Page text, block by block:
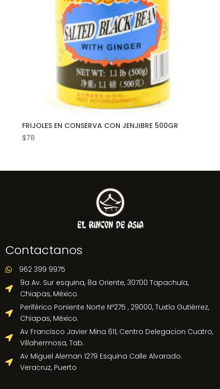
FRIJOLES EN CONSERVA CON JENJIBRE 500GR
$78
Contactanos
 962 399 9975

9a Av. Sur esquina, 8a Oriente, 30700 Tapachula,
Chiapas, México.

Periférico Poniente Norte Nº275 , 29000, Tuxtla Gutiérrez,
Chiapas, México.

Av Francisco Javier Mina 611, Centro Delegacion Cuatro,
Villahermosa, Tab.

Av Miguel Aleman 1279 Esquina Calle Alvarado.
Veracruz, Puerto